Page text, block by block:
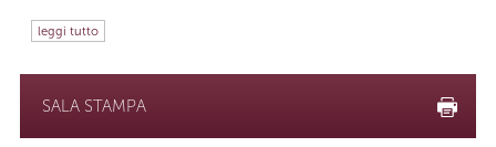
leggi tutto
SALA STAMPA